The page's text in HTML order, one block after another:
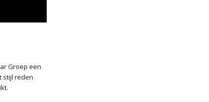
Groep een
stijl reden